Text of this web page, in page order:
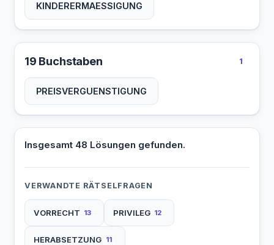
KINDERERMAESSIGUNG
19 Buchstaben 1
PREISVERGUENSTIGUNG
Insgesamt 48 Lösungen gefunden.
VERWANDTE RÄTSELFRAGEN
VORRECHT 13 PRIVILEG 12
HERABSETZUNG 11